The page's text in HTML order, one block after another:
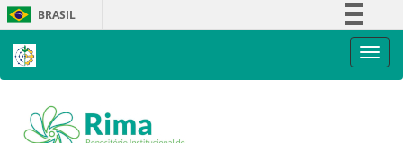
Skip
navigation
BRASIL